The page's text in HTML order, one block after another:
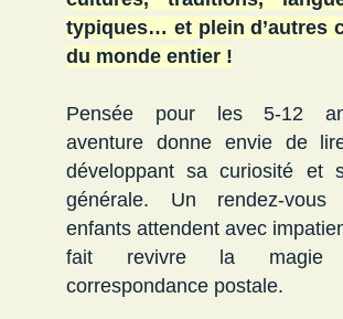
typiques… et plein d’autres
du monde entier !
Pensée pour les 5-12
aventure donne envie de
développant sa curiosité et
générale. Un rendez-
enfants attendent avec
fait revivre la
correspondance postale.